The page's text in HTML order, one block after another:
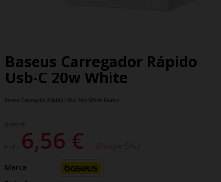
Baseus Carregador Rápido
Usb-C 20w White
Baseus Carregador Rápido Usb-c 20w White Baseus
PVP: 6,56 €
Marca